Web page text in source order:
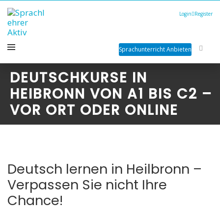
Login Register
Sprachunterricht Anbieten
DEUTSCHKURSE IN
HEIBRONN VON A1 BIS C2 –
VOR ORT ODER ONLINE
Deutsch lernen in Heilbronn –
Verpassen Sie nicht Ihre
Chance!